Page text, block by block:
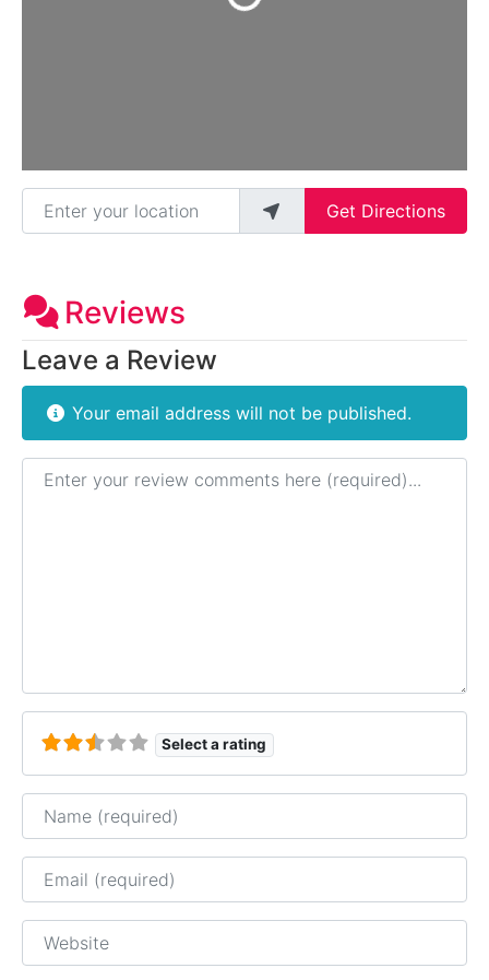
Loading...
Enter your location
Get Directions
Reviews
Leave a Review
Your email address will not be published.
Review text
Select a rating
Name
Email
Website